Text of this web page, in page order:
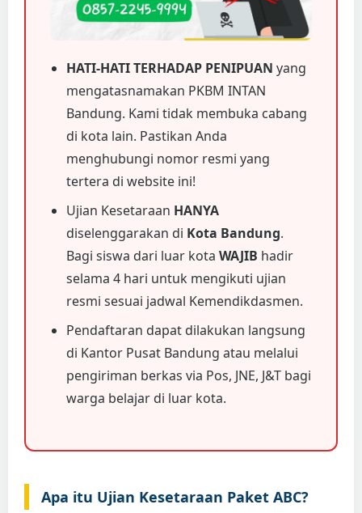
HATI-HATI TERHADAP PENIPUAN yang
mengatasnamakan PKBM INTAN
Bandung. Kami tidak membuka cabang
di kota lain. Pastikan Anda
menghubungi nomor resmi yang
tertera di website ini!
Ujian Kesetaraan HANYA
diselenggarakan di Kota Bandung.
Bagi siswa dari luar kota WAJIB hadir
selama 4 hari untuk mengikuti ujian
resmi sesuai jadwal Kemendikdasmen.
Pendaftaran dapat dilakukan langsung
di Kantor Pusat Bandung atau melalui
pengiriman berkas via Pos, JNE, J&T bagi
warga belajar di luar kota.
Apa itu Ujian Kesetaraan Paket ABC?